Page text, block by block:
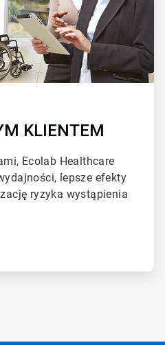
KLIENTEM
Ecolab Healthcare
lepsze efekty
ryzyka wystąpienia